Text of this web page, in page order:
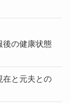
後の健康状態
在と元夫との